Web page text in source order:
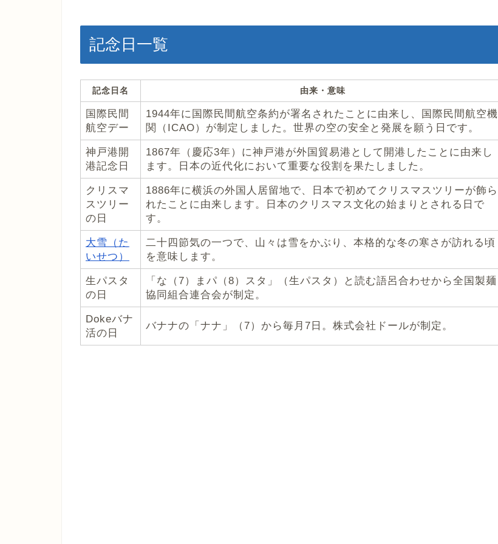
記念日一覧
記念日名 由来・意味
国際民間
航空デー
1944年に国際民間航空条約が署名されたことに由来し、国際民間航空機
関（ICAO）が制定しました。世界の空の安全と発展を願う日です。
神戸港開
港記念日
1867年（慶応3年）に神戸港が外国貿易港として開港したことに由来し
ます。日本の近代化において重要な役割を果たしました。
クリスマ
スツリー
の日
1886年に横浜の外国人居留地で、日本で初めてクリスマスツリーが飾ら
れたことに由来します。日本のクリスマス文化の始まりとされる日で
す。
大雪（た
いせつ）
二十四節気の一つで、山々は雪をかぶり、本格的な冬の寒さが訪れる頃
を意味します。
生パスタ
の日
「な（7）まパ（8）スタ」（生パスタ）と読む語呂合わせから全国製麺
協同組合連合会が制定。
Dokeバナ
活の日
バナナの「ナナ」（7）から毎月7日。株式会社ドールが制定。